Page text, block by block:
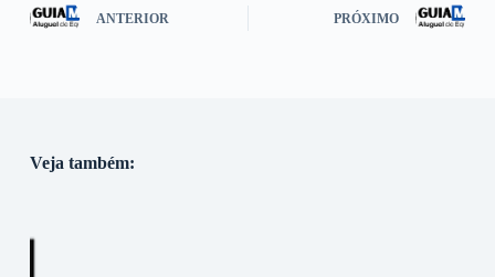
ANTERIOR PRÓXIMO
Veja também: